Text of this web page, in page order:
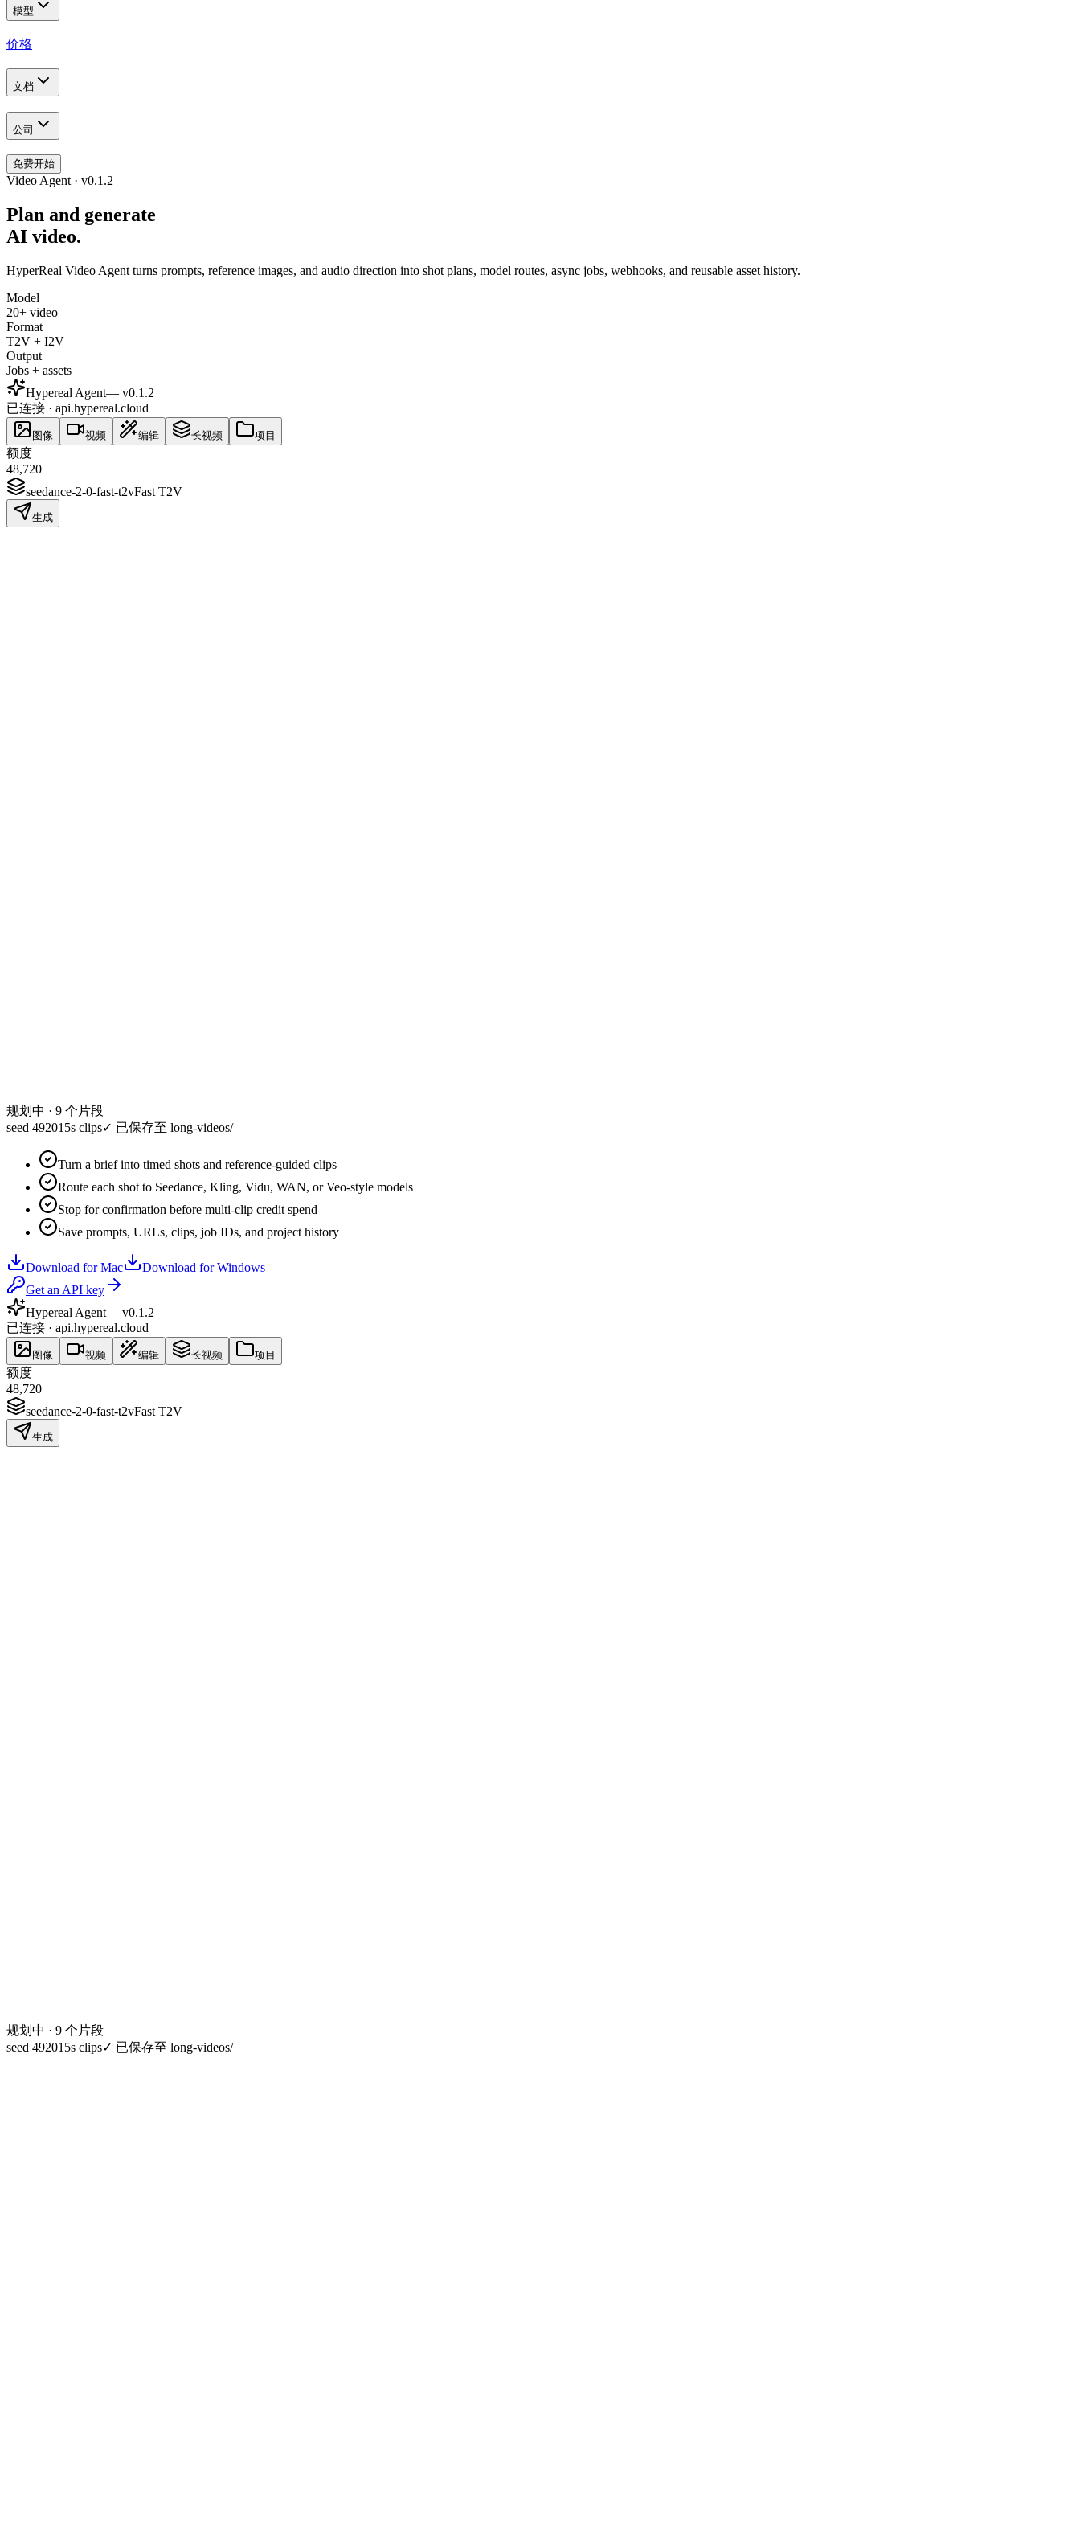
模型
价格
文档
公司
免费开始
Video Agent · v0.1.2
Plan and generate
AI video.
HyperReal Video Agent turns prompts, reference images, and audio direction into shot plans, model routes, async jobs, webhooks, and reusable asset history.
Model
20+ video
Format
T2V + I2V
Output
Jobs + assets
Hypereal Agent— v0.1.2
已连接 · api.hypereal.cloud
图像 视频 编辑 长视频 项目
额度
48,720
seedance-2-0-fast-t2vFast T2V
生成
规划中 · 9 个片段
seed 49201 5s clips✓ 已保存至 long-videos/
Turn a brief into timed shots and reference-guided clips
Route each shot to Seedance, Kling, Vidu, WAN, or Veo-style models
Stop for confirmation before multi-clip credit spend
Save prompts, URLs, clips, job IDs, and project history
Download for Mac
Download for Windows
Get an API key
Hypereal Agent— v0.1.2
已连接 · api.hypereal.cloud
图像 视频 编辑 长视频 项目
额度
48,720
seedance-2-0-fast-t2vFast T2V
生成
规划中 · 9 个片段
seed 49201 5s clips✓ 已保存至 long-videos/